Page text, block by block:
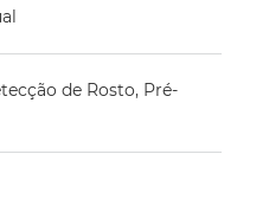
de Rosto, Pré-